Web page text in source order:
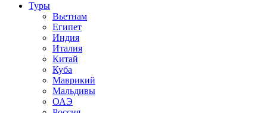
Туры
Вьетнам
Египет
Индия
Италия
Китай
Куба
Маврикий
Мальдивы
ОАЭ